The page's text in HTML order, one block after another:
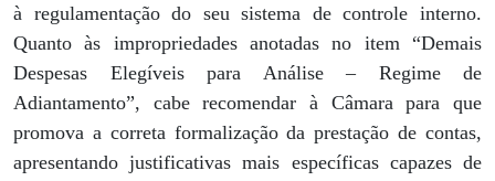
à regulamentação do seu sistema de controle interno.
Quanto às impropriedades anotadas no item “Demais
Despesas Elegíveis para Análise – Regime de
Adiantamento”, cabe recomendar à Câmara para que
promova a correta formalização da prestação de contas,
apresentando justificativas mais específicas capazes de